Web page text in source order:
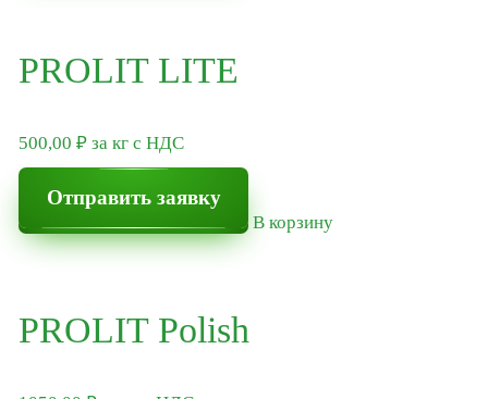
Изолирующие составы для продуктивных пластов
Метасиликат натрия и калия Silex
Кремнезоль
Сухие порошки для производства жидкого стекла
COMIXSIL CAR
PROLIT LITE
500,00 ₽ за кг с НДС
Отправить заявку
В корзину
PROLIT Polish